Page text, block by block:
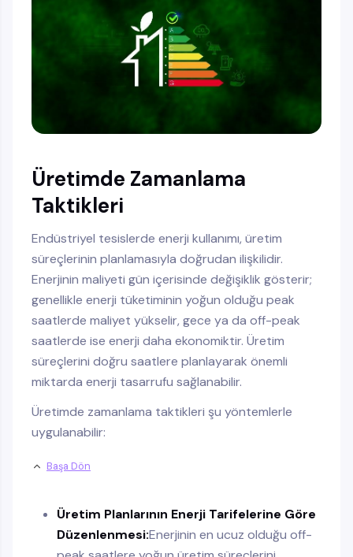
Üretimde Zamanlama
Taktikleri
Endüstriyel tesislerde enerji kullanımı, üretim
süreçlerinin planlamasıyla doğrudan ilişkilidir.
Enerjinin maliyeti gün içerisinde değişiklik gösterir;
genellikle enerji tüketiminin yoğun olduğu peak
saatlerde maliyet yükselir, gece ya da off-peak
saatlerde ise enerji daha ekonomiktir. Üretim
süreçlerini doğru saatlere planlayarak önemli
miktarda enerji tasarrufu sağlanabilir.
Üretimde zamanlama taktikleri şu yöntemlerle
uygulanabilir:
Başa Dön
Üretim Planlarının Enerji Tarifelerine Göre
Düzenlenmesi:Enerjinin en ucuz olduğu off-